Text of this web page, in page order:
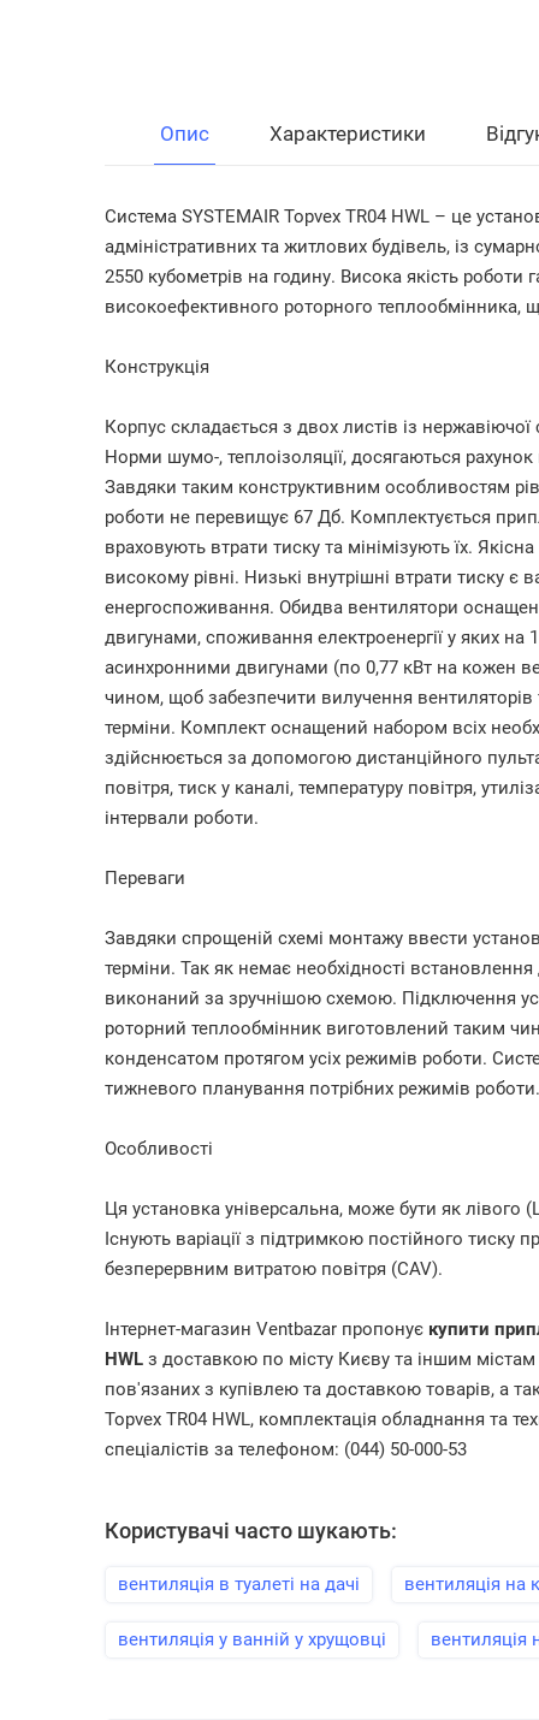
Опис Характеристики
Система SYSTEMAIR Topvex TR04 HWL – це
адміністративних та житлових будівель, із
2550 кубометрів на годину. Висока якість роботи
високоефективного роторного теплообмінника,
Конструкція
Корпус складається з двох листів із
Норми шумо-, теплоізоляції, досягаються
Завдяки таким конструктивним особливостям
роботи не перевищує 67 Дб. Комплектується
враховують втрати тиску та мінімізують їх.
високому рівні. Низькі внутрішні втрати тиску
енергоспоживання. Обидва вентилятори
двигунами, споживання електроенергії у яких на
асинхронними двигунами (по 0,77 кВт на кожен
чином, щоб забезпечити вилучення
терміни. Комплект оснащений набором всіх
здійснюється за допомогою дистанційного
повітря, тиск у каналі, температуру повітря,
інтервали роботи.
Переваги
Завдяки спрощеній схемі монтажу ввести
терміни. Так як немає необхідності
виконаний за зручнішою схемою. Підключення
роторний теплообмінник виготовлений таким
конденсатом протягом усіх режимів роботи.
тижневого планування потрібних режимів роботи.
Особливості
Ця установка універсальна, може бути як лівого
Існують варіації з підтримкою постійного тиску
безперервним витратою повітря (CAV).
Інтернет-магазин Ventbazar пропонує купити
HWL з доставкою по місту Києву та іншим містам
пов'язаних з купівлею та доставкою товарів, а
Topvex TR04 HWL, комплектація обладнання та
спеціалістів за телефоном: (044) 50-000-53
Користувачі часто шукають:
вентиляція в туалеті на дачі вентиляція на
вентиляція у ванній у хрущовці вентиляція